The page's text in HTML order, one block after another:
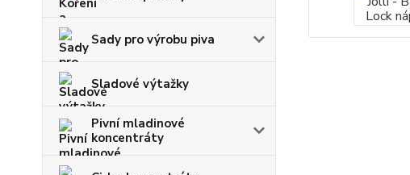
Sady pro výrobu piva
Sladové výtažky
Pivní mladinové
koncentráty